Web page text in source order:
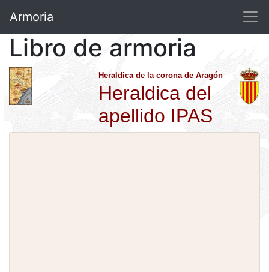
Armoria
Libro de armoria
Heraldica de la corona de Aragón
Heraldica del
apellido IPAS